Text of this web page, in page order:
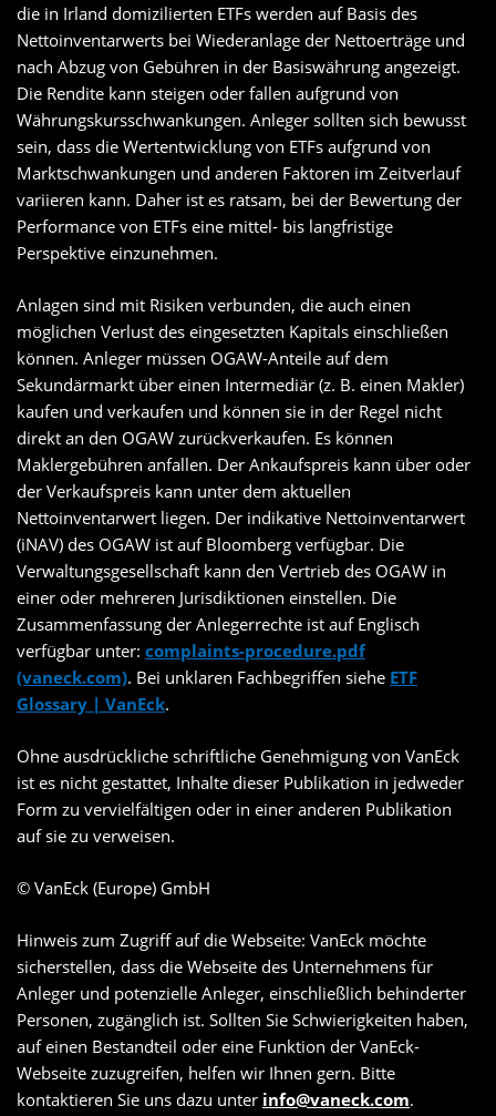
die in Irland domizilierten ETFs werden auf Basis des
Nettoinventarwerts bei Wiederanlage der Nettoerträge und
nach Abzug von Gebühren in der Basiswährung angezeigt.
Die Rendite kann steigen oder fallen aufgrund von
Währungskursschwankungen. Anleger sollten sich bewusst
sein, dass die Wertentwicklung von ETFs aufgrund von
Marktschwankungen und anderen Faktoren im Zeitverlauf
variieren kann. Daher ist es ratsam, bei der Bewertung der
Performance von ETFs eine mittel- bis langfristige
Perspektive einzunehmen.
Anlagen sind mit Risiken verbunden, die auch einen
möglichen Verlust des eingesetzten Kapitals einschließen
können. Anleger müssen OGAW-Anteile auf dem
Sekundärmarkt über einen Intermediär (z. B. einen Makler)
kaufen und verkaufen und können sie in der Regel nicht
direkt an den OGAW zurückverkaufen. Es können
Maklergebühren anfallen. Der Ankaufspreis kann über oder
der Verkaufspreis kann unter dem aktuellen
Nettoinventarwert liegen. Der indikative Nettoinventarwert
(iNAV) des OGAW ist auf Bloomberg verfügbar. Die
Verwaltungsgesellschaft kann den Vertrieb des OGAW in
einer oder mehreren Jurisdiktionen einstellen. Die
Zusammenfassung der Anlegerrechte ist auf Englisch
verfügbar unter: complaints-procedure.pdf
(vaneck.com). Bei unklaren Fachbegriffen siehe ETF
Glossary | VanEck.
Ohne ausdrückliche schriftliche Genehmigung von VanEck
ist es nicht gestattet, Inhalte dieser Publikation in jedweder
Form zu vervielfältigen oder in einer anderen Publikation
auf sie zu verweisen.
© VanEck (Europe) GmbH
Hinweis zum Zugriff auf die Webseite: VanEck möchte
sicherstellen, dass die Webseite des Unternehmens für
Anleger und potenzielle Anleger, einschließlich behinderter
Personen, zugänglich ist. Sollten Sie Schwierigkeiten haben,
auf einen Bestandteil oder eine Funktion der VanEck-
Webseite zuzugreifen, helfen wir Ihnen gern. Bitte
kontaktieren Sie uns dazu unter info@vaneck.com.